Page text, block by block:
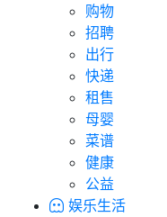
购物
招聘
出行
快递
租售
母婴
菜谱
健康
公益
娱乐生活